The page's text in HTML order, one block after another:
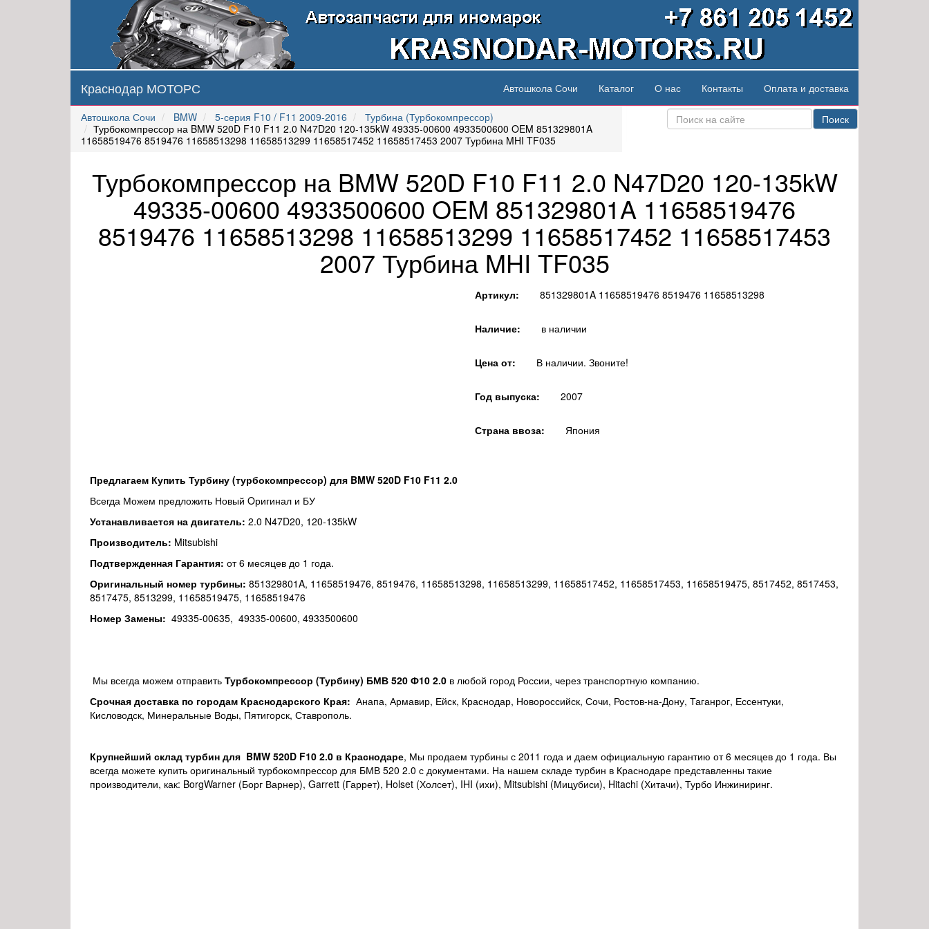
Краснодар МОТОРС Автошкола Сочи Каталог О нас Контакты Оплата и доставка
Автошкола Сочи BMW 5-серия F10 / F11 2009-2016
Турбина (Турбокомпрессор)
Турбокомпрессор на BMW 520D F10 F11 2.0 N47D20 120-135kW 49335-00600 4933500600 OEM 851329801A
11658519476 8519476 11658513298 11658513299 11658517452 11658517453 2007 Турбина MHI TF035
Поиск
Турбокомпрессор на BMW 520D F10 F11 2.0 N47D20 120-135kW
49335-00600 4933500600 OEM 851329801A 11658519476
8519476 11658513298 11658513299 11658517452 11658517453
2007 Турбина MHI TF035
Артикул: 851329801A 11658519476 8519476 11658513298
Наличие: в наличии
Цена от: В наличии. Звоните!
Год выпуска: 2007
Страна ввоза: Япония
Предлагаем Купить Турбину (турбокомпрессор) для BMW 520D F10 F11 2.0
Всегда Можем предложить Новый Oригинал и БУ
Устанавливается на двигатель: 2.0 N47D20, 120-135kW
Производитель: Mitsubishi
Подтвержденная Гарантия: от 6 месяцев до 1 года.
Оригинальный номер турбины: 851329801A, 11658519476, 8519476, 11658513298, 11658513299, 11658517452, 11658517453, 11658519475, 8517452, 8517453,
8517475, 8513299, 11658519475, 11658519476
Номер Замены: 49335-00635, 49335-00600, 4933500600
Мы всегда можем отправить Турбокомпрессор (Турбину) БМВ 520 Ф10 2.0 в любой город России, через транспортную компанию.
Срочная доставка по городам Краснодарского Края: Анапа, Армавир, Ейск, Краснодар, Новороссийск, Сочи, Ростов-на-Дону, Таганрог, Ессентуки,
Кисловодск, Минеральные Воды, Пятигорск, Ставрополь.
Крупнейший склад турбин для BMW 520D F10 2.0 в Краснодаре, Мы продаем турбины с 2011 года и даем официальную гарантию от 6 месяцев до 1 года. Вы
всегда можете купить оригинальный турбокомпрессор для БМВ 520 2.0 с документами. На нашем складе турбин в Краснодаре представленны такие
производители, как: BorgWarner (Борг Варнер), Garrett (Гаррет), Holset (Холсет), IHI (ихи), Mitsubishi (Мицубиси), Hitachi (Хитачи), Турбо Инжиниринг.